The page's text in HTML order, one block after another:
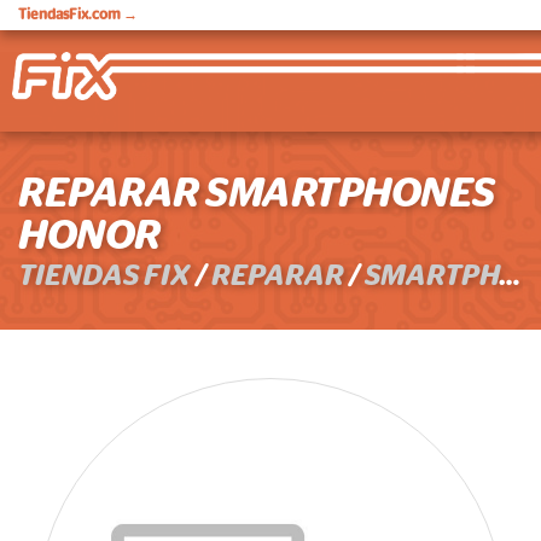
TiendasFix.com →
REPARAR SMARTPHONES
HONOR
TIENDAS FIX/REPARAR/SMARTPHONES